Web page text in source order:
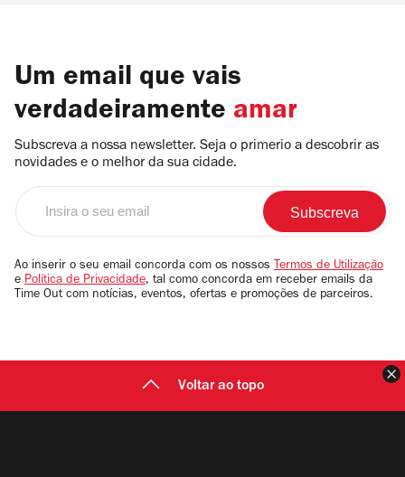
Um email que vais
verdadeiramente amar
Subscreva a nossa newsletter. Seja o primerio a descobrir as
novidades e o melhor da sua cidade.
email
Ao inserir o seu email concorda com os nossos Termos de Utilização
e Política de Privacidade, tal como concorda em receber emails da
Time Out com notícias, eventos, ofertas e promoções de parceiros.
Voltar ao topo